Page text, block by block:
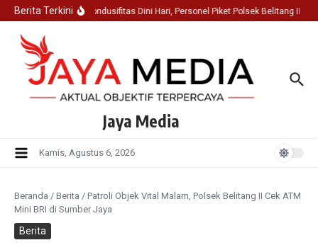
Lewati ke konten
Berita TerkiniJaga Kondusifitas Dini Hari, Personel Piket Polsek Belitang II
Jaya Media
Kamis, Agustus 6, 2026
Beranda / Berita / Patroli Objek Vital Malam, Polsek Belitang II Cek ATM
Mini BRI di Sumber Jaya
Berita